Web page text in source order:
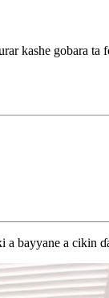
kashe gobara ta
a bayyane a cikin